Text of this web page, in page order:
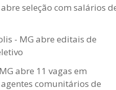
seleção com salários
- MG abre editais de
abre 11 vagas em
comunitários de